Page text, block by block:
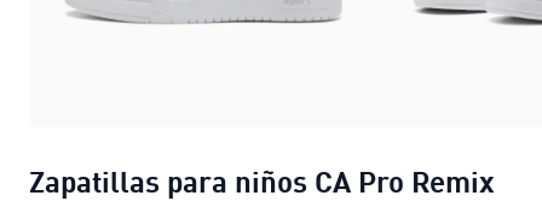
Zapatillas para niños CA Pro Remix